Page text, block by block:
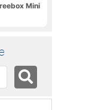
Mini